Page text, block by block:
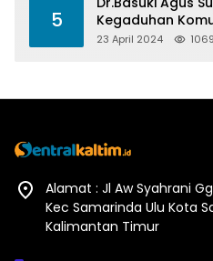
5
Kegaduhan
Pesta Politik 2024
23 April 2024 1069
Alamat : Jl Aw Syahrani
Kec Samarinda Ulu Kota
Kalimantan Timur